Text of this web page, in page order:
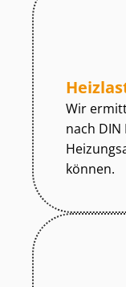
Wir
nach DIN
können.